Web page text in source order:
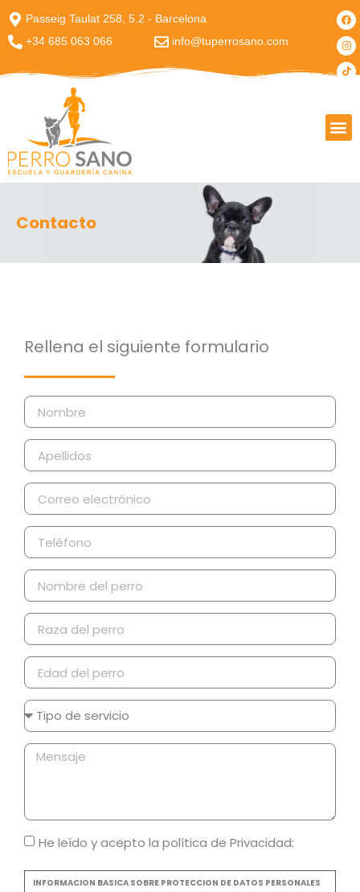
Passeig Taulat 258, 5.2 - Barcelona
+34 685 063 066
info@tuperrosano.com
Contacto
Rellena el siguiente formulario
He leído y acepto la política de Privacidad:
INFORMACION BASICA SOBRE PROTECCION DE DATOS PERSONALES